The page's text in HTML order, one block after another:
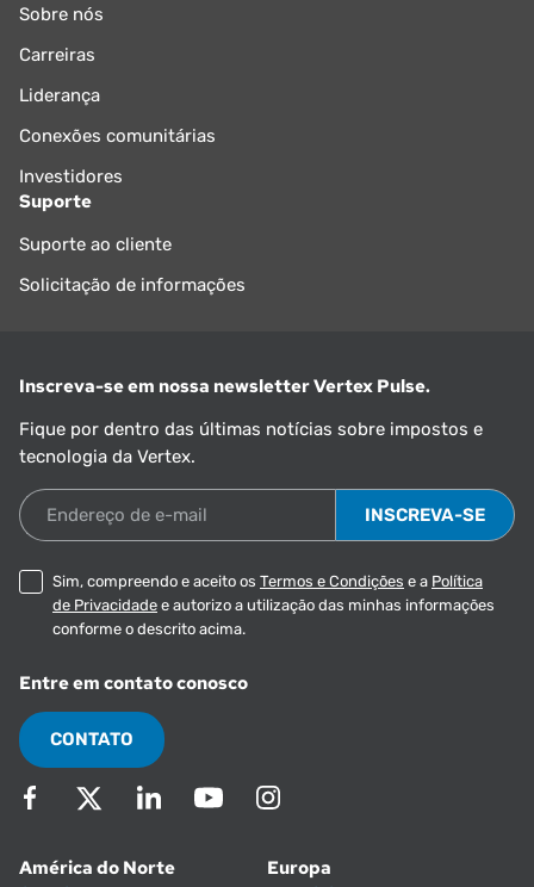
Sobre nós
Carreiras
Liderança
Conexões comunitárias
Investidores
Suporte
Suporte ao cliente
Solicitação de informações
Inscreva-se em nossa newsletter Vertex Pulse.
Fique por dentro das últimas notícias sobre impostos e
tecnologia da Vertex.
Endereço de e-mail
Sim, compreendo e aceito os Termos e Condições e a Política
de Privacidade e autorizo a utilização das minhas informações
conforme o descrito acima.
Entre em contato conosco
CONTATO
América do Norte
Europa